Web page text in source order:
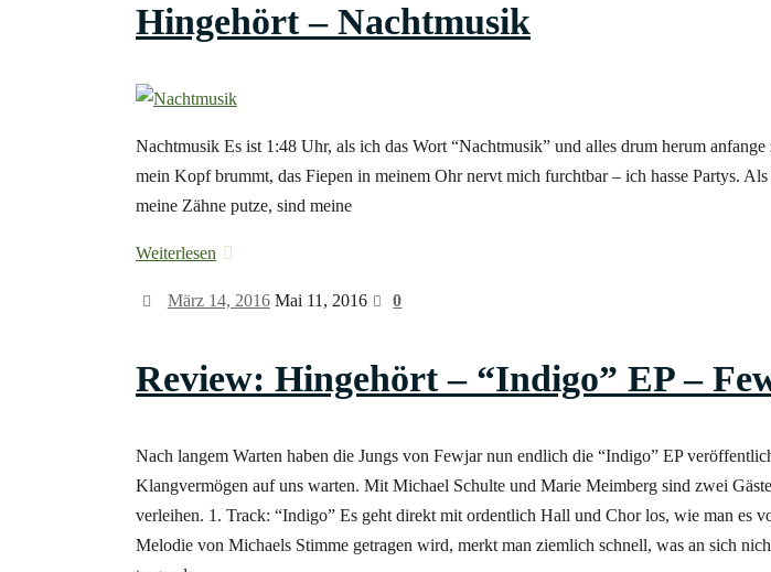
Hingehört – Nachtmusik
Nachtmusik Es ist 1:48 Uhr, als ich das Wort “Nachtmusik” und alles drum herum
mein Kopf brummt, das Fiepen in meinem Ohr nervt mich furchtbar – ich hasse Partys.
meine Zähne putze, sind meine
Weiterlesen
März 14, 2016 Mai 11, 2016 0
Review: Hingehört – “Indigo” EP –
Nach langem Warten haben die Jungs von Fewjar nun endlich die “Indigo” EP
Klangvermögen auf uns warten. Mit Michael Schulte und Marie Meimberg sind zwei
verleihen. 1. Track: “Indigo” Es geht direkt mit ordentlich Hall und Chor los, wie man es
Melodie von Michaels Stimme getragen wird, merkt man ziemlich schnell, was an sich